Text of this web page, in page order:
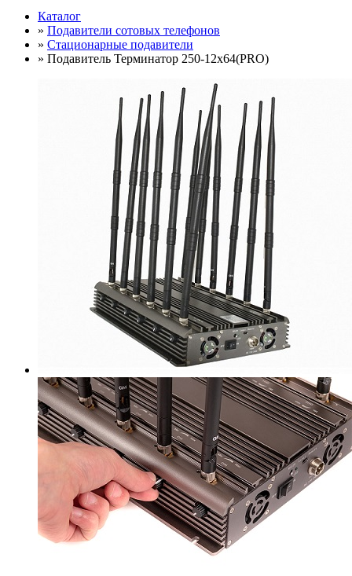
Каталог
» Подавители сотовых телефонов
» Стационарные подавители
» Подавитель Терминатор 250-12х64(PRO)